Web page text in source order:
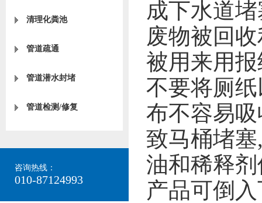
清理化粪池
管道疏通
管道潜水封堵
管道检测/修复
咨询热线：
010-87124993
成下水道
废物被回
被用来用
不要将厕
布不容易
致马桶堵
油和稀释
产品可倒